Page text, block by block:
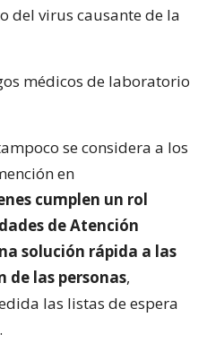
del virus causante de la
médicos de laboratorio
se considera a los
en
cumplen un rol
de Atención
solución rápida a las
de las personas,
las listas de espera